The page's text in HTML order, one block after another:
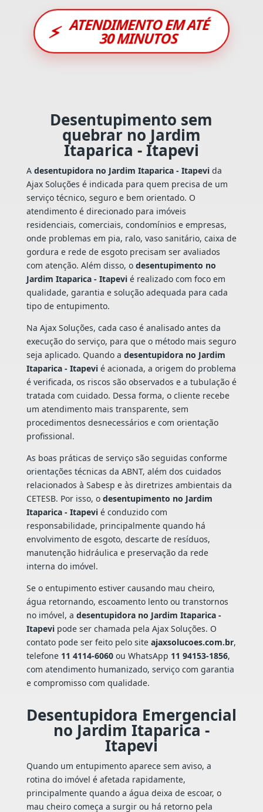
⚡ ATENDIMENTO EM ATÉ
30 MINUTOS
Desentupimento sem
quebrar no Jardim
Itaparica - Itapevi
A desentupidora no Jardim Itaparica - Itapevida
Ajax Soluções é indicada para quem precisa de um
serviço técnico, seguro e bem orientado. O
atendimento é direcionado para imóveis
residenciais, comerciais, condomínios e empresas,
onde problemas em pia, ralo, vaso sanitário, caixa de
gordura e rede de esgoto precisam ser avaliados
com atenção. Além disso, o desentupimento no
Jardim Itaparica - Itapevié realizado com foco em
qualidade, garantia e solução adequada para cada
tipo de entupimento.
Na Ajax Soluções, cada caso é analisado antes da
execução do serviço, para que o método mais seguro
seja aplicado. Quando a desentupidora no Jardim
Itaparica - Itapevié acionada, a origem do problema
é verificada, os riscos são observados e a tubulação é
tratada com cuidado. Dessa forma, o cliente recebe
um atendimento mais transparente, sem
procedimentos desnecessários e com orientação
profissional.
As boas práticas de serviço são seguidas conforme
orientações técnicas da ABNT, além dos cuidados
relacionados à Sabesp e às diretrizes ambientais da
CETESB. Por isso, o desentupimento no Jardim
Itaparica - Itapevié conduzido com
responsabilidade, principalmente quando há
envolvimento de esgoto, descarte de resíduos,
manutenção hidráulica e preservação da rede
interna do imóvel.
Se o entupimento estiver causando mau cheiro,
água retornando, escoamento lento ou transtornos
no imóvel, a desentupidora no Jardim Itaparica -
Itapevipode ser chamada pela Ajax Soluções. O
contato pode ser feito pelo site ajaxsolucoes.com.br,
telefone 11 4114-6060ou WhatsApp 11 94153-1856,
com atendimento humanizado, serviço com garantia
e compromisso com qualidade.
Desentupidora Emergencial
no Jardim Itaparica -
Itapevi
Quando um entupimento aparece sem aviso, a
rotina do imóvel é afetada rapidamente,
principalmente quando a água deixa de escoar, o
mau cheiro começa a surgir ou há retorno pela